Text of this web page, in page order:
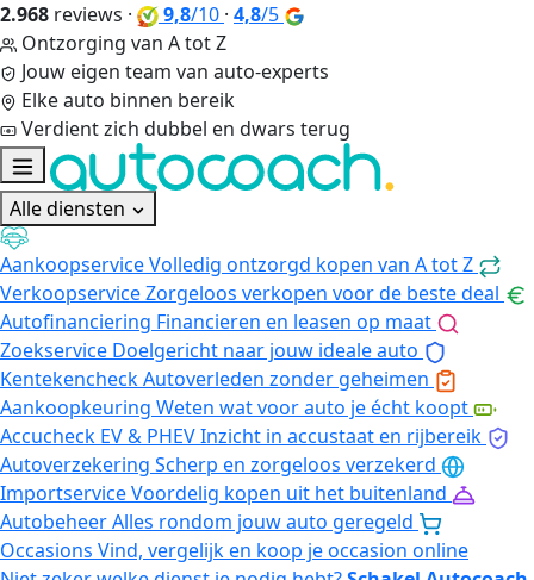
2.968 reviews · 9,8/10 · 4,8/5
Ontzorging van A tot Z
Jouw eigen team van auto-experts
Elke auto binnen bereik
Verdient zich dubbel en dwars terug
Alle diensten
AankoopserviceVolledig ontzorgd kopen van A tot Z
VerkoopserviceZorgeloos verkopen voor de beste deal
Autofinanciering Financieren en leasen op maat
Zoekservice Doelgericht naar jouw ideale auto
KentekencheckAutoverleden zonder geheimen
Aankoopkeuring Weten wat voor auto je écht koopt
Accucheck EV & PHEVInzicht in accustaat en rijbereik
Autoverzekering Scherp en zorgeloos verzekerd
ImportserviceVoordelig kopen uit het buitenland
AutobeheerAlles rondom jouw auto geregeld
Occasions Vind, vergelijk en koop je occasion online